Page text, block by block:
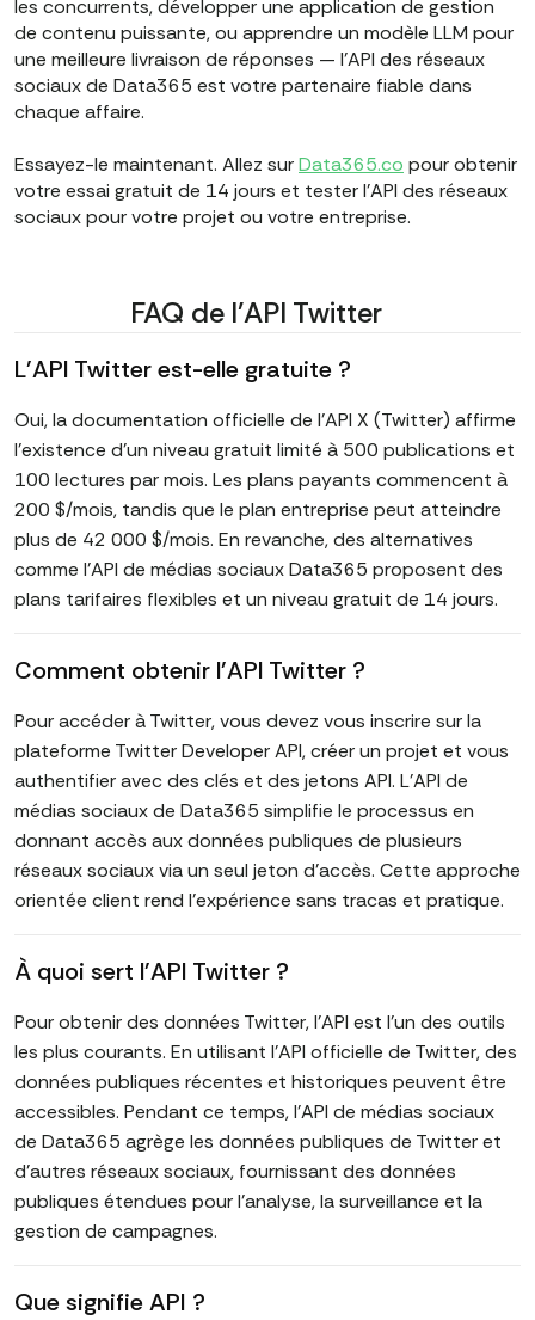
les concurrents, développer une application de gestion
de contenu puissante, ou apprendre un modèle LLM pour
une meilleure livraison de réponses — l'API des réseaux
sociaux de Data365 est votre partenaire fiable dans
chaque affaire.
Essayez-le maintenant. Allez surData365.co pour obtenir
votre essai gratuit de 14 jours et tester l'API des réseaux
sociaux pour votre projet ou votre entreprise.
FAQ de l'API Twitter
L'API Twitter est-elle gratuite ?
Oui, la documentation officielle de l'API X (Twitter) affirme
l'existence d'un niveau gratuit limité à 500 publications et
100 lectures par mois. Les plans payants commencent à
200 $/mois, tandis que le plan entreprise peut atteindre
plus de 42 000 $/mois. En revanche, des alternatives
comme l'API de médias sociaux Data365 proposent des
plans tarifaires flexibles et un niveau gratuit de 14 jours.
Comment obtenir l'API Twitter ?
Pour accéder à Twitter, vous devez vous inscrire sur la
plateforme Twitter Developer API, créer un projet et vous
authentifier avec des clés et des jetons API. L'API de
médias sociaux de Data365 simplifie le processus en
donnant accès aux données publiques de plusieurs
réseaux sociaux via un seul jeton d'accès. Cette approche
orientée client rend l'expérience sans tracas et pratique.
À quoi sert l'API Twitter ?
Pour obtenir des données Twitter, l'API est l'un des outils
les plus courants. En utilisant l'API officielle de Twitter, des
données publiques récentes et historiques peuvent être
accessibles. Pendant ce temps, l'API de médias sociaux
de Data365 agrège les données publiques de Twitter et
d'autres réseaux sociaux, fournissant des données
publiques étendues pour l'analyse, la surveillance et la
gestion de campagnes.
Que signifie API ?